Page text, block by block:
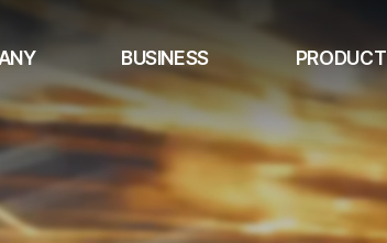
BUSINESS PRODUCT